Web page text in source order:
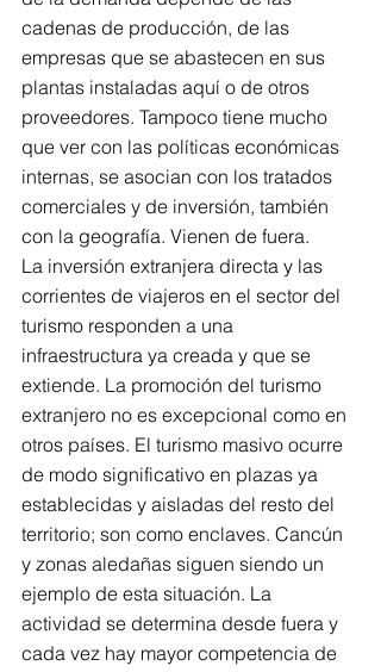
cadenas de producción, de las
empresas que se abastecen en sus
plantas instaladas aquí o de otros
proveedores. Tampoco tiene mucho
que ver con las políticas económicas
internas, se asocian con los tratados
comerciales y de inversión, también
con la geografía. Vienen de fuera.
La inversión extranjera directa y las
corrientes de viajeros en el sector del
turismo responden a una
infraestructura ya creada y que se
extiende. La promoción del turismo
extranjero no es excepcional como en
otros países. El turismo masivo ocurre
de modo significativo en plazas ya
establecidas y aisladas del resto del
territorio; son como enclaves. Cancún
y zonas aledañas siguen siendo un
ejemplo de esta situación. La
actividad se determina desde fuera y
cada vez hay mayor competencia de